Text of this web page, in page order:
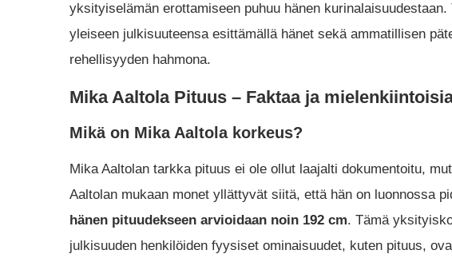
yksityiselämän erottamiseen puhuu hänen
yleiseen julkisuuteensa esittämällä hänet sekä ammatillisen
rehellisyyden hahmona.
Mika Aaltola Pituus – Faktaa ja
Mikä on Mika Aaltola korkeus?
Mika Aaltolan tarkka pituus ei ole ollut laajalti dokumentoitu,
Aaltolan mukaan monet yllättyvät siitä, että hän on luonnossa
hänen pituudekseen arvioidaan noin 192 cm​. Tämä
julkisuuden henkilöiden fyysiset ominaisuudet, kuten pituus,